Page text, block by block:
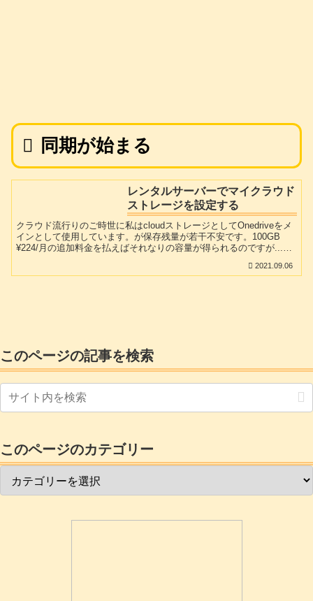
同期が始まる
レンタルサーバーでマイクラウド
ストレージを設定する
クラウド流行りのご時世に私はcloudストレージとしてOnedriveをメ
インとして使用しています。が保存残量が若干不安です。100GB
¥224/月の追加料金を払えばそれなりの容量が得られるのですが...。
出る幕がありません。私はmixhostのベーシックプランを契約してい
2021.09.06
このページの記事を検索
このページのカテゴリー